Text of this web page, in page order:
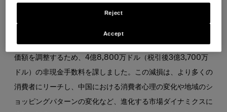
第2四半期には、Dr.Ci:Labo 事業に関連する長期資産の帳簿
価額を調整するため、4億8,800万ドル（税引後3億3,700万
ドル）の非現金手数料を課しました。この減損は、より多くの
消費者にリーチし、中国における消費者心理の変化や地域のシ
ョッピングパターンの変化など、進化する市場ダイナミクスに
Reject
Accept